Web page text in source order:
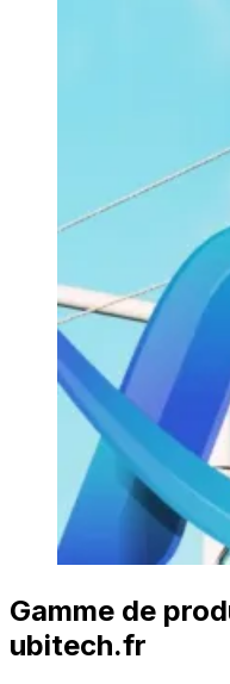
Gamme de
ubitech.fr